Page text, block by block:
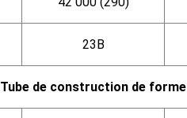
23B
Tube de construction de forme